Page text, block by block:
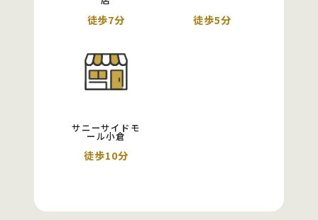
徒歩7分 徒歩5分
サニーサイドモ
ール小倉
徒歩10分